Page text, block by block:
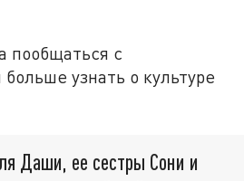
пообщаться с
узнать о культуре
Даши, ее сестры Сони и